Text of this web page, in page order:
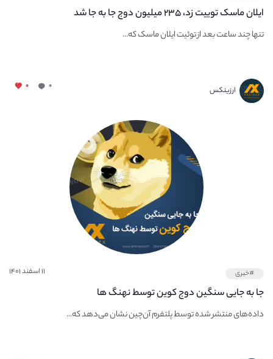
ایلان ماسک توییت زد، ۲۳۵ میلیون دوج جا به جا شد
تنها چند ساعت بعد از توئیت ایلان ماسک که...
ارزینکس ۰ ۰
#خبری ۱۱ اسفند ۱۴۰۱
جا به جایی سنگین دوج کوین توسط نهنگ ها
داده‌های منتشر شده توسط پلتفرم آن‌چین نشان می‌دهد که...